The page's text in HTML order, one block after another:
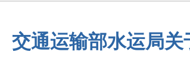
交通运输部水运局